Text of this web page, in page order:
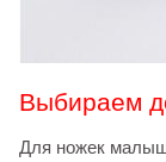
Выбираем
Для ножек